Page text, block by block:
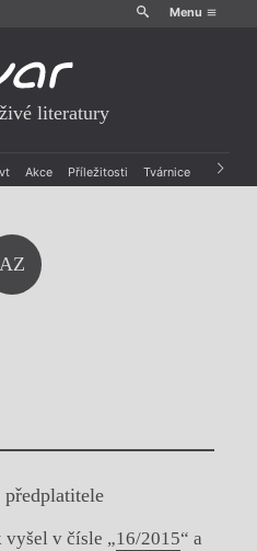
Menu
literatury
Akce Příležitosti Tvárnice Archiv
AZ
předplatitele
vyšel v čísle „16/2015“ a